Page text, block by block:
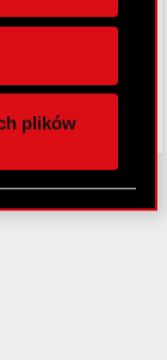
ruch w
korzystasz
z innymi
plików